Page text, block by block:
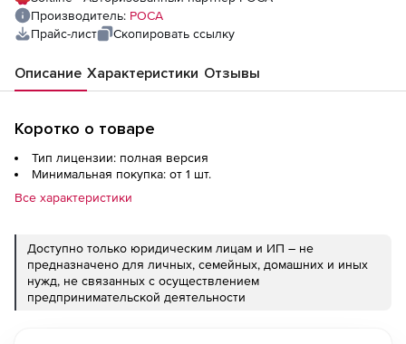
Производитель: РОСА
Прайс-лист
Скопировать ссылку
Описание Характеристики Отзывы
Коротко о товаре
Тип лицензии: полная версия
Минимальная покупка: от 1 шт.
Все характеристики
Доступно только юридическим лицам и ИП – не
предназначено для личных, семейных, домашних и иных
нужд, не связанных с осуществлением
предпринимательской деятельности